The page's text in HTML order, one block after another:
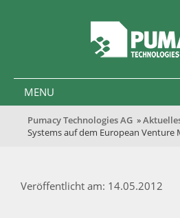
MENU
Pumacy Technologies AG »
Systems auf dem European Venture
Veröffentlicht am: 14.05.2012